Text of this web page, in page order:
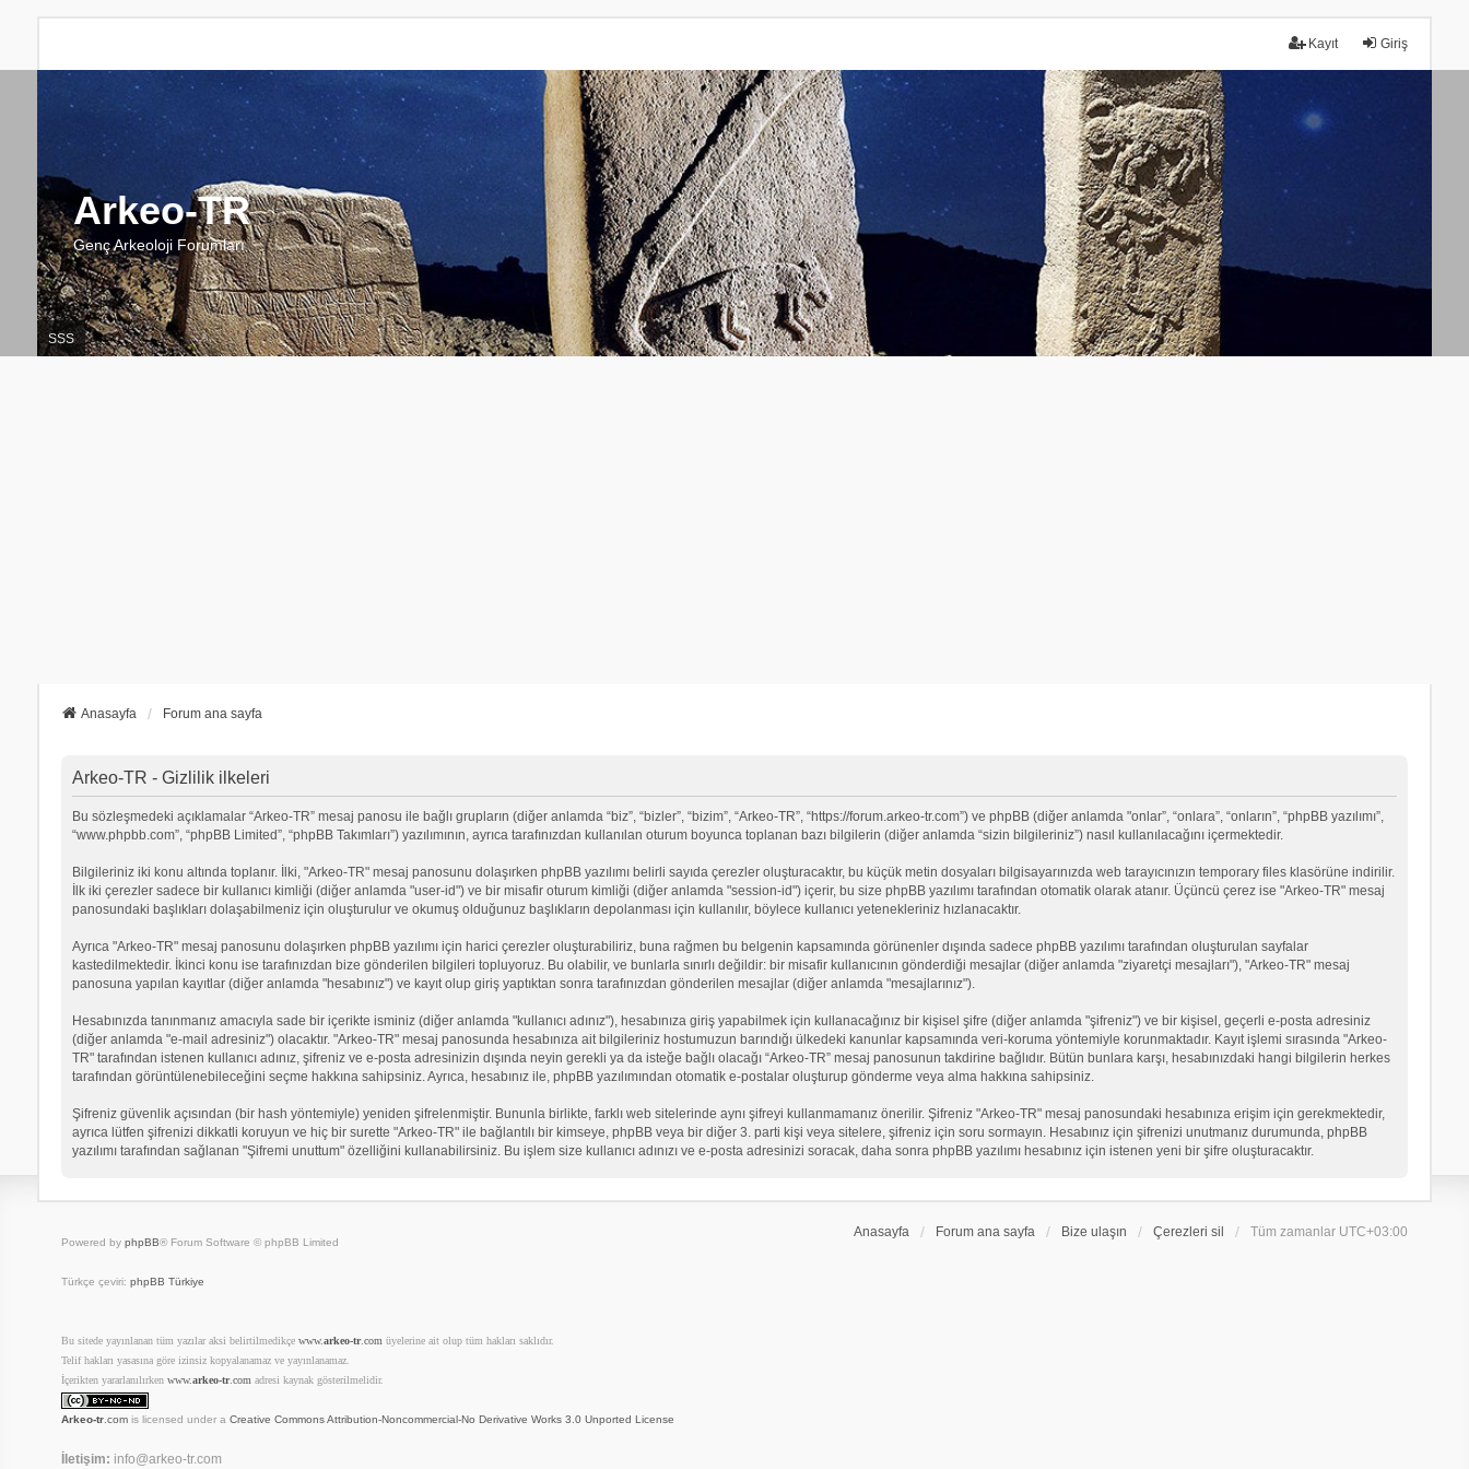
Giriş
Kayıt
Arkeo-TR
Genç Arkeoloji Forumları
SSS
Anasayfa Forum ana sayfa
Arkeo-TR - Gizlilik ilkeleri
Bu sözleşmedeki açıklamalar “Arkeo-TR” mesaj panosu ile bağlı grupların (diğer anlamda “biz”, “bizler”, “bizim”, “Arkeo-TR”, “https://forum.arkeo-tr.com”) ve phpBB (diğer anlamda "onlar”, “onlara”, “onların”, “phpBB yazılımı”,
“www.phpbb.com”, “phpBB Limited”, “phpBB Takımları”) yazılımının, ayrıca tarafınızdan kullanılan oturum boyunca toplanan bazı bilgilerin (diğer anlamda “sizin bilgileriniz”) nasıl kullanılacağını içermektedir.
Bilgileriniz iki konu altında toplanır. İlki, "Arkeo-TR" mesaj panosunu dolaşırken phpBB yazılımı belirli sayıda çerezler oluşturacaktır, bu küçük metin dosyaları bilgisayarınızda web tarayıcınızın temporary files klasörüne indirilir.
İlk iki çerezler sadece bir kullanıcı kimliği (diğer anlamda "user-id") ve bir misafir oturum kimliği (diğer anlamda "session-id") içerir, bu size phpBB yazılımı tarafından otomatik olarak atanır. Üçüncü çerez ise "Arkeo-TR" mesaj
panosundaki başlıkları dolaşabilmeniz için oluşturulur ve okumuş olduğunuz başlıkların depolanması için kullanılır, böylece kullanıcı yetenekleriniz hızlanacaktır.
Ayrıca "Arkeo-TR" mesaj panosunu dolaşırken phpBB yazılımı için harici çerezler oluşturabiliriz, buna rağmen bu belgenin kapsamında görünenler dışında sadece phpBB yazılımı tarafından oluşturulan sayfalar
kastedilmektedir. İkinci konu ise tarafınızdan bize gönderilen bilgileri topluyoruz. Bu olabilir, ve bunlarla sınırlı değildir: bir misafir kullanıcının gönderdiği mesajlar (diğer anlamda "ziyaretçi mesajları"), "Arkeo-TR" mesaj
panosuna yapılan kayıtlar (diğer anlamda "hesabınız") ve kayıt olup giriş yaptıktan sonra tarafınızdan gönderilen mesajlar (diğer anlamda "mesajlarınız").
Hesabınızda tanınmanız amacıyla sade bir içerikte isminiz (diğer anlamda "kullanıcı adınız"), hesabınıza giriş yapabilmek için kullanacağınız bir kişisel şifre (diğer anlamda "şifreniz") ve bir kişisel, geçerli e-posta adresiniz
(diğer anlamda "e-mail adresiniz") olacaktır. "Arkeo-TR" mesaj panosunda hesabınıza ait bilgileriniz hostumuzun barındığı ülkedeki kanunlar kapsamında veri-koruma yöntemiyle korunmaktadır. Kayıt işlemi sırasında "Arkeo-
TR" tarafından istenen kullanıcı adınız, şifreniz ve e-posta adresinizin dışında neyin gerekli ya da isteğe bağlı olacağı “Arkeo-TR” mesaj panosunun takdirine bağlıdır. Bütün bunlara karşı, hesabınızdaki hangi bilgilerin herkes
tarafından görüntülenebileceğini seçme hakkına sahipsiniz. Ayrıca, hesabınız ile, phpBB yazılımından otomatik e-postalar oluşturup gönderme veya alma hakkına sahipsiniz.
Şifreniz güvenlik açısından (bir hash yöntemiyle) yeniden şifrelenmiştir. Bununla birlikte, farklı web sitelerinde aynı şifreyi kullanmamanız önerilir. Şifreniz "Arkeo-TR" mesaj panosundaki hesabınıza erişim için gerekmektedir,
ayrıca lütfen şifrenizi dikkatli koruyun ve hiç bir surette "Arkeo-TR" ile bağlantılı bir kimseye, phpBB veya bir diğer 3. parti kişi veya sitelere, şifreniz için soru sormayın. Hesabınız için şifrenizi unutmanız durumunda, phpBB
yazılımı tarafından sağlanan "Şifremi unuttum" özelliğini kullanabilirsiniz. Bu işlem size kullanıcı adınızı ve e-posta adresinizi soracak, daha sonra phpBB yazılımı hesabınız için istenen yeni bir şifre oluşturacaktır.
Anasayfa Forum ana sayfa Bize ulaşın Çerezleri sil Tüm zamanlar UTC+03:00
Powered by phpBB® Forum Software © phpBB Limited
Türkçe çeviri: phpBB Türkiye
Bu sitede yayınlanan tüm yazılar aksi belirtilmedikçe www.arkeo-tr.com üyelerine ait olup tüm hakları saklıdır.
Telif hakları yasasına göre izinsiz kopyalanamaz ve yayınlanamaz.
İçerikten yararlanılırken www.arkeo-tr.com adresi kaynak gösterilmelidir.
Arkeo-tr.comis licensed under a Creative Commons Attribution-Noncommercial-No Derivative Works 3.0 Unported License
İletişim: info@arkeo-tr.com